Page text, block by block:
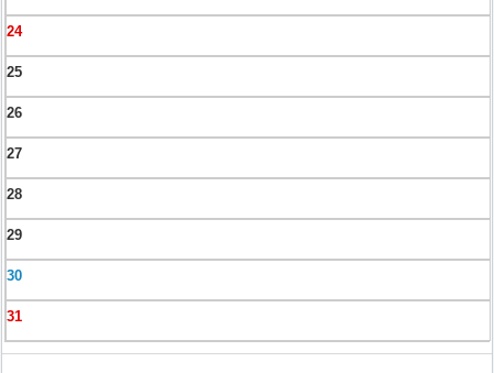
24
25
26
27
28
29
30
31